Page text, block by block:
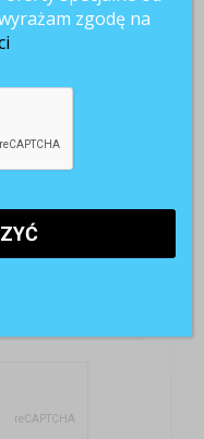
zgodę na